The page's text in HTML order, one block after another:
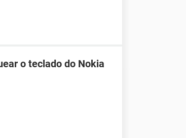
o teclado do Nokia